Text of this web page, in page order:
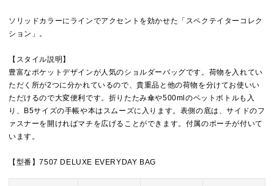
ソリッドカラーにラインでアクセントを効かせた「スペクテイターコレク
ション」。
【スタイル説明】
豊富なポケットデザインが人気のショルダーバッグです。荷物を入れてい
ただく所が2つに分かれているので、貴重品と他の荷物を分けてお使いい
ただけるので大変便利です。折りたたみ傘や500mlのペットボトルも入
り、B5サイズの手帳や本はスムーズに入ります。表側の底は、サイドのフ
ァスナーを開ければマチを広げることができます。付属のポーチが付いて
います。
【型番】7507 DELUXE EVERYDAY BAG